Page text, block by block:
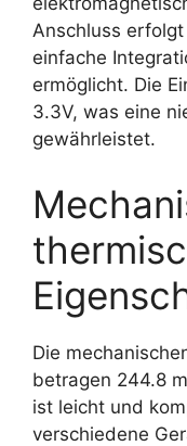
Anschluss
einfache
ermöglicht. Die
3.3V, was eine
gewährleistet.
Die
betragen 244.8
ist leicht und
verschiedene